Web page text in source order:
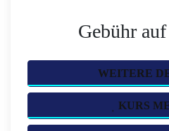
Gebühr
WEITERE
KURS